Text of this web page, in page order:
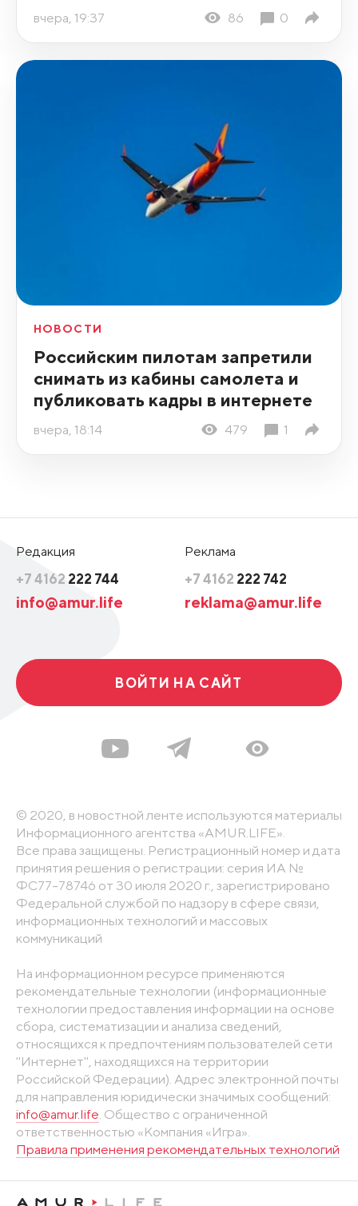
вчера, 19:37 86 0
НОВОСТИ
Российским пилотам запретили
снимать из кабины самолета и
публиковать кадры в интернете
вчера, 18:14 479 1
Редакция
+7 4162 222 744
info@amur.life
Реклама
+7 4162 222 742
reklama@amur.life
ВОЙТИ НА САЙТ
© 2020, в новостной ленте используются материалы
Информационного агентства «AMUR.LIFE».
Все права защищены. Регистрационный номер и дата
принятия решения о регистрации: серия ИА №
ФС77-78746 от 30 июля 2020 г., зарегистрировано
Федеральной службой по надзору в сфере связи,
информационных технологий и массовых
коммуникаций
На информационном ресурсе применяются
рекомендательные технологии (информационные
технологии предоставления информации на основе
сбора, систематизации и анализа сведений,
относящихся к предпочтениям пользователей сети
"Интернет", находящихся на территории
Российской Федерации). Адрес электронной почты
для направления юридически значимых сообщений:
info@amur.life . Общество с ограниченной
ответственностью «Компания «Игра».
Правила применения рекомендательных технологий